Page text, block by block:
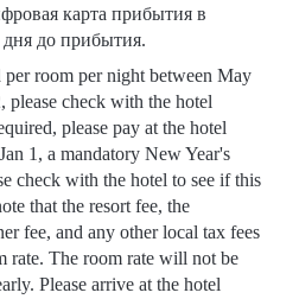
карта прибытия в
до прибытия.
room per night between May
please check with the hotel
please pay at the hotel
1, a mandatory New Year's
check with the hotel to see if this
that the resort fee, the
fee, and any other local tax fees
rate. The room rate will not be
Please arrive at the hotel